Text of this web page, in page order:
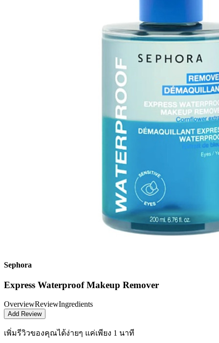
Sephora
Express Waterproof Makeup Remover
OverviewReviewIngredients
Add Review
เพิ่มรีวิวของคุณได้ง่ายๆ แค่เพียง 1 นาที